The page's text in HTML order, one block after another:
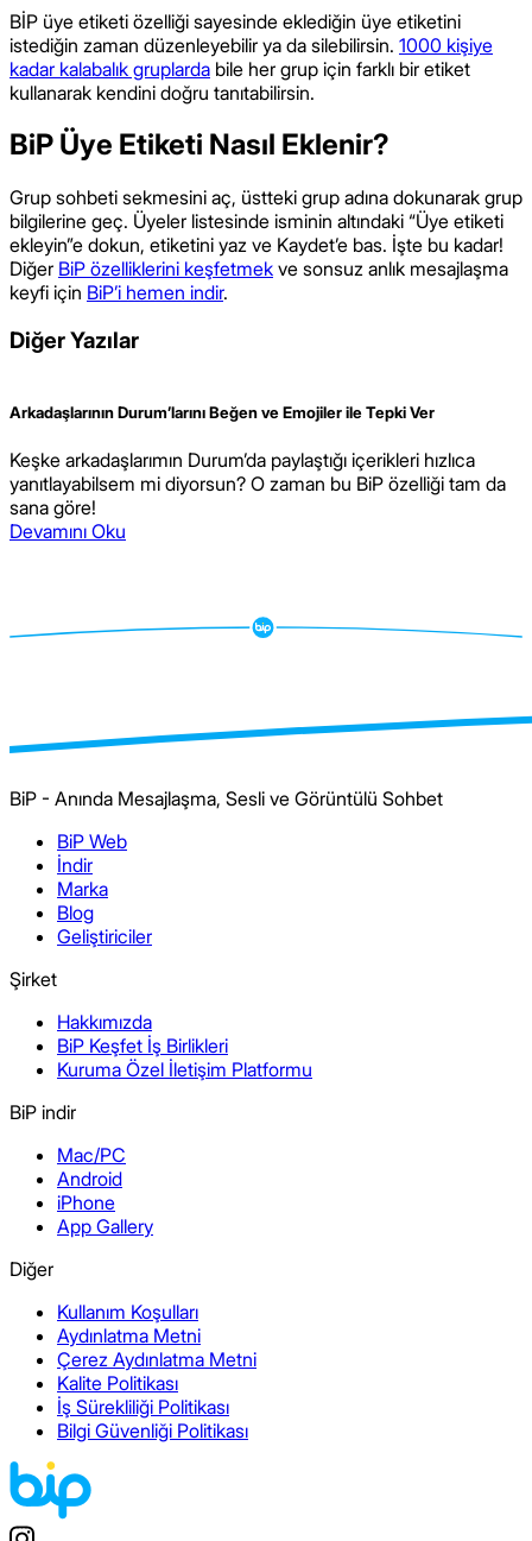
BİP üye etiketi özelliği sayesinde eklediğin üye etiketini
istediğin zaman düzenleyebilir ya da silebilirsin. 1000 kişiye
kadar kalabalık gruplarda bile her grup için farklı bir etiket
kullanarak kendini doğru tanıtabilirsin.
BiP Üye Etiketi Nasıl Eklenir?
Grup sohbeti sekmesini aç, üstteki grup adına dokunarak grup
bilgilerine geç. Üyeler listesinde isminin altındaki “Üye etiketi
ekleyin”e dokun, etiketini yaz ve Kaydet’e bas. İşte bu kadar!
Diğer BiP özelliklerini keşfetmek ve sonsuz anlık mesajlaşma
keyfi için BiP’i hemen indir.
Diğer Yazılar
Arkadaşlarının Durum’larını Beğen ve Emojiler ile Tepki Ver
Keşke arkadaşlarımın Durum’da paylaştığı içerikleri hızlıca
yanıtlayabilsem mi diyorsun? O zaman bu BiP özelliği tam da
sana göre!
Devamını Oku
BiP - Anında Mesajlaşma, Sesli ve Görüntülü Sohbet
BiP Web
İndir
Marka
Blog
Geliştiriciler
Şirket
Hakkımızda
BiP Keşfet İş Birlikleri
Kuruma Özel İletişim Platformu
BiP indir
Mac/PC
Android
iPhone
App Gallery
Diğer
Kullanım Koşulları
Aydınlatma Metni
Çerez Aydınlatma Metni
Kalite Politikası
İş Sürekliliği Politikası
Bilgi Güvenliği Politikası